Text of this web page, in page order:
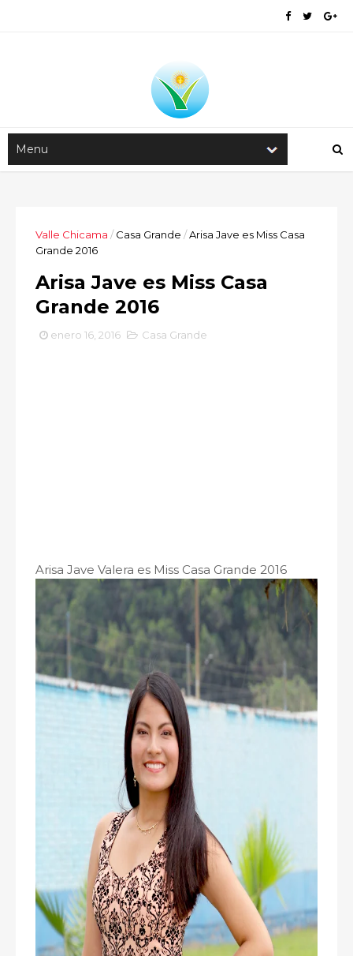
Valle Chicama / Casa Grande /Arisa Jave es Miss Casa
Grande 2016
Arisa Jave es Miss Casa
Grande 2016
enero 16, 2016 Casa Grande
Arisa Jave Valera es Miss Casa Grande 2016